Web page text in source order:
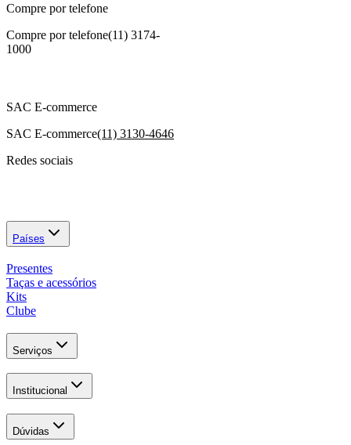
Compre por telefone
Compre por telefone(11) 3174-
1000
SAC E-commerce
SAC E-commerce(11) 3130-4646
Redes sociais
Países
Presentes
Taças e acessórios
Kits
Clube
Serviços
Institucional
Dúvidas